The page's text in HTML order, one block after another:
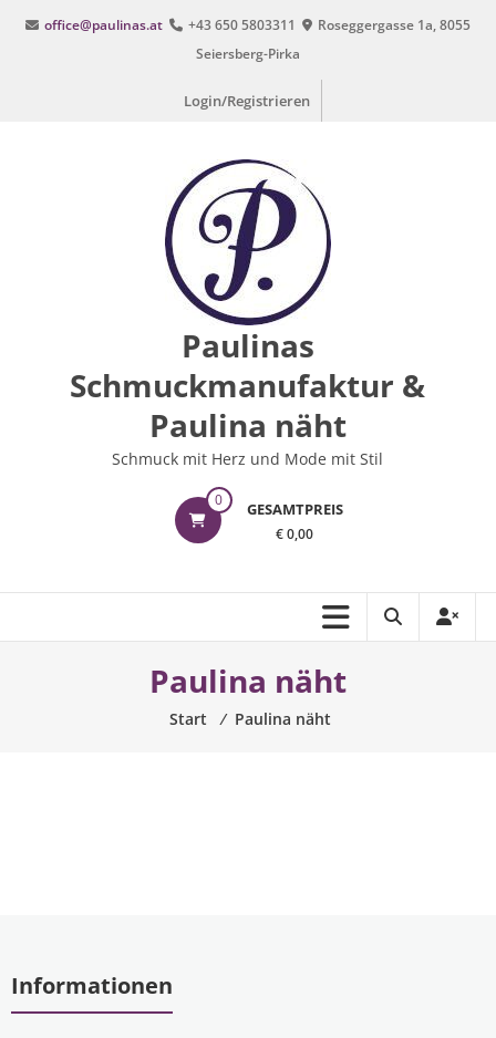
Inhalt
office@paulinas.at +43 650 5803311
Roseggergasse 1a, 8055
Seiersberg-Pirka
Login/Registrieren
Paulinas
Schmuckmanufaktur &
Paulina näht
Schmuck mit Herz und Mode mit Stil
0 GESAMTPREIS
€ 0,00
Paulina näht
Start ⁄ Paulina näht
Informationen